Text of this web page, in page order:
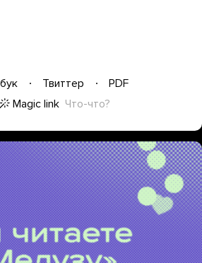
Твиттер
PDF
Magic link Что-что?